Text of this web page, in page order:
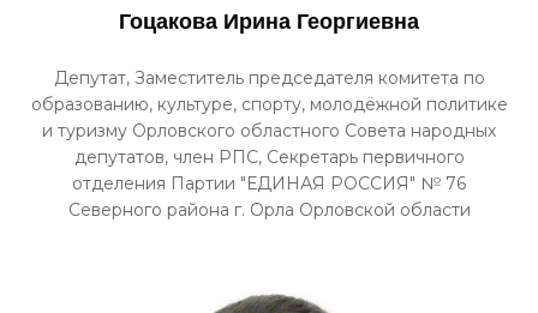
Гоцакова Ирина Георгиевна
Депутат, Заместитель председателя комитета по
образованию, культуре, спорту, молодёжной политике
и туризму Орловского областного Совета народных
депутатов, член РПС, Секретарь первичного
отделения Партии "ЕДИНАЯ РОССИЯ" № 76
Северного района г. Орла Орловской области